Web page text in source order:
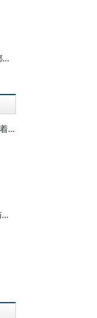
时东陆：中国建筑与规划的误区-——都市人文尺度系列
郭英剑：当一所大学刚刚起步，先别急着否定它
康晓光 李亚兰：大学儒学组织的运行与演变逻辑——基于大学学科发展的权力-资源理论的实证研究